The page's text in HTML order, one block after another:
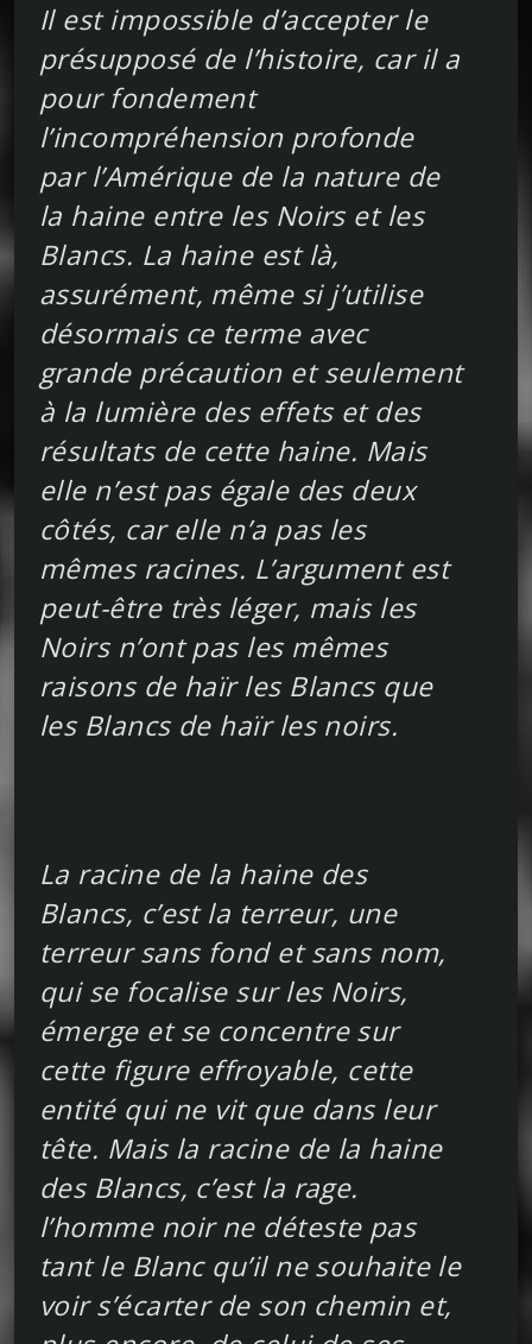
Il est impossible d’accepter le
présupposé de l’histoire, car il a
pour fondement
l’incompréhension profonde
par l’Amérique de la nature de
la haine entre les Noirs et les
Blancs. La haine est là,
assurément, même si j’utilise
désormais ce terme avec
grande précaution et seulement
à la lumière des effets et des
résultats de cette haine. Mais
elle n’est pas égale des deux
côtés, car elle n’a pas les
mêmes racines. L’argument est
peut-être très léger, mais les
Noirs n’ont pas les mêmes
raisons de haïr les Blancs que
les Blancs de haïr les noirs.
La racine de la haine des
Blancs, c’est la terreur, une
terreur sans fond et sans nom,
qui se focalise sur les Noirs,
émerge et se concentre sur
cette figure effroyable, cette
entité qui ne vit que dans leur
tête. Mais la racine de la haine
des Blancs, c’est la rage.
l’homme noir ne déteste pas
tant le Blanc qu’il ne souhaite le
voir s’écarter de son chemin et,